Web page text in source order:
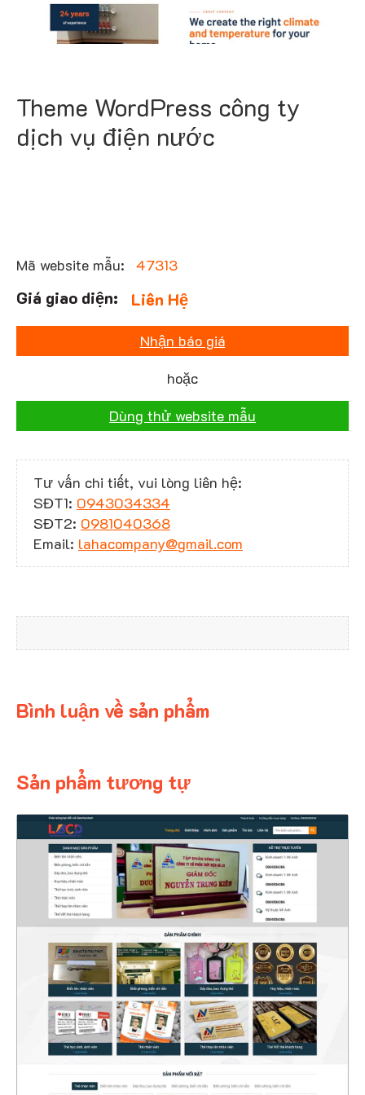
Theme WordPress công ty
dịch vụ điện nước
Mã website mẫu: 47313
Liên Hệ
Nhận báo giá
hoặc
Dùng thử website mẫu
Tư vấn chi tiết, vui lòng liên hệ:
SĐT1: 0943034334
SĐT2: 0981040368
Email: lahacompany@gmail.com
Bình luận về sản phẩm
Sản phẩm tương tự
4339
CHI TIẾT